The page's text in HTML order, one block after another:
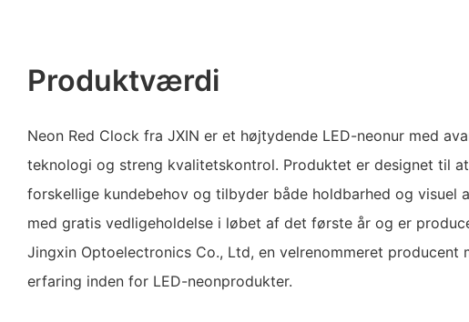
Produktværdi
Neon Red Clock fra JXIN er et højtydende LED-neonur med
teknologi og streng kvalitetskontrol. Produktet er designet til
forskellige kundebehov og tilbyder både holdbarhed og visuel
med gratis vedligeholdelse i løbet af det første år og er
Jingxin Optoelectronics Co., Ltd, en velrenommeret producent
erfaring inden for LED-neonprodukter.